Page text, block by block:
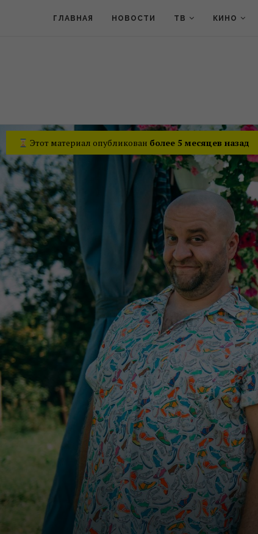
ГЛАВНАЯ НОВОСТИ ТВ КИНО
Этот материал опубликован более 5 месяцев назад